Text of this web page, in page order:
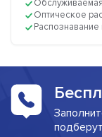
Оптическое